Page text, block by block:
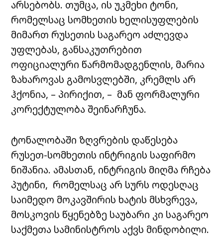
არსებობს. თუმცა, ის უკმეხი ტონი,
რომელსაც სომხეთის ხელისუფლების
მიმართ რუსეთის საგარეო აძლევდა
უფლებას, განსაკუთრებით
ოფიციალური წარმომადგენლის, მარია
ზახაროვას გამოსვლებში, კრემლს არ
ჰქონია, – პირიქით, – მან ფორმალური
კორექტულობა შეინარჩუნა.
ტონალობაში ზღვრების დაწესება
რუსეთ-სომხეთის ინტრიგის საფირმო
ნიშანია. ამასთან, ინტრიგის მიღმა რჩება
პუტინი, რომელსაც არ სურს ოდესღაც
საიმედო მოკავშირის ხატის მსხვრევა,
მოსკოვის წყენებზე საუბარი კი საგარეო
საქმეთა სამინისტროს აქვს მინდობილი.